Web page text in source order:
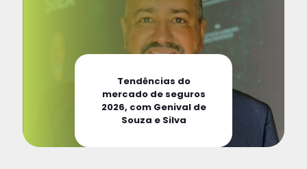
Tendências do
mercado de seguros
2026, com Genival de
Souza e Silva